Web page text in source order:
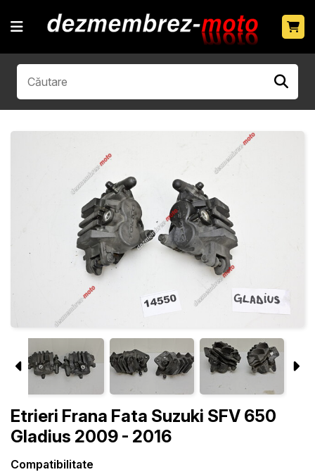
Etrieri Frana Fata Suzuki SFV 650
Gladius 2009 - 2016
Compatibilitate